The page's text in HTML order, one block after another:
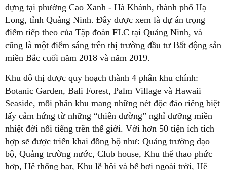
dựng tại phường Cao Xanh - Hà Khánh, thành phố Hạ
Long, tỉnh Quảng Ninh. Đây được xem là dự án trọng
điểm tiếp theo của Tập đoàn FLC tại Quảng Ninh, và
cũng là một điểm sáng trên thị trường đầu tư Bất động sản
miền Bắc cuối năm 2018 và năm 2019.
Khu đô thị được quy hoạch thành 4 phân khu chính:
Botanic Garden, Bali Forest, Palm Village và Hawaii
Seaside, mỗi phân khu mang những nét độc đáo riêng biệt
lấy cảm hứng từ những “thiên đường” nghỉ dưỡng miền
nhiệt đới nổi tiếng trên thế giới. Với hơn 50 tiện ích tích
hợp sẽ được triển khai đồng bộ như: Quảng trường dạo
bộ, Quảng trường nước, Club house, Khu thể thao phức
hợp, Hệ thống bar, Khu lễ hội và bể bơi ngoài trời, Hệ